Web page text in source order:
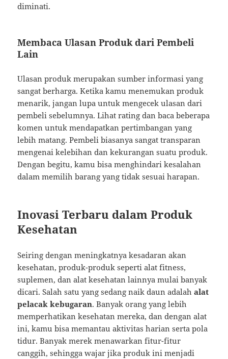
diminati.
Membaca Ulasan Produk dari Pembeli
Lain
Ulasan produk merupakan sumber informasi yang
sangat berharga. Ketika kamu menemukan produk
menarik, jangan lupa untuk mengecek ulasan dari
pembeli sebelumnya. Lihat rating dan baca beberapa
komen untuk mendapatkan pertimbangan yang
lebih matang. Pembeli biasanya sangat transparan
mengenai kelebihan dan kekurangan suatu produk.
Dengan begitu, kamu bisa menghindari kesalahan
dalam memilih barang yang tidak sesuai harapan.
Inovasi Terbaru dalam Produk
Kesehatan
Seiring dengan meningkatnya kesadaran akan
kesehatan, produk-produk seperti alat fitness,
suplemen, dan alat kesehatan lainnya mulai banyak
dicari. Salah satu yang sedang naik daun adalahalat
pelacak kebugaran. Banyak orang yang lebih
memperhatikan kesehatan mereka, dan dengan alat
ini, kamu bisa memantau aktivitas harian serta pola
tidur. Banyak merek menawarkan fitur-fitur
canggih, sehingga wajar jika produk ini menjadi